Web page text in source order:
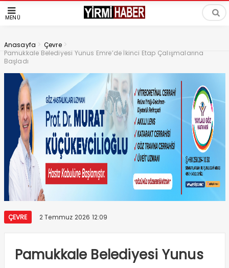
MENÜ
Anasayfa > Çevre >
Pamukkale Belediyesi Yunus Emre’de İkinci Etap Çalışmalarına
Başladı
ÇEVRE 2 Temmuz 2026 12:09
Pamukkale Belediyesi Yunus